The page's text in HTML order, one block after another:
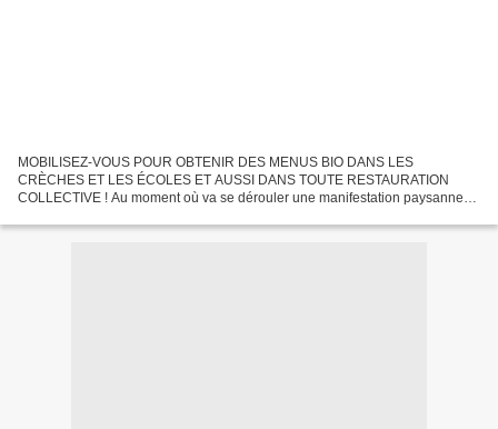
MOBILISEZ-VOUS POUR OBTENIR DES MENUS BIO DANS LES
CRÈCHES ET LES ÉCOLES ET AUSSI DANS TOUTE RESTAURATION
COLLECTIVE ! Au moment où va se dérouler une manifestation paysanne
méfaits...vous...